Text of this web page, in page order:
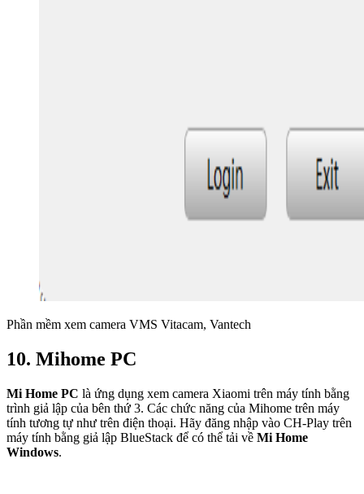
Phần mềm xem camera VMS Vitacam, Vantech
10. Mihome PC
Mi Home PC là ứng dụng xem camera Xiaomi trên máy tính bằng
trình giả lập của bên thứ 3. Các chức năng của Mihome trên máy
tính tương tự như trên điện thoại. Hãy đăng nhập vào CH-Play trên
máy tính bằng giả lập BlueStack để có thể tải về Mi Home
Windows.